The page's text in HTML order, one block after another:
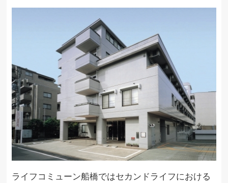
ライフコミューン船橋ではセカンドライフにおける